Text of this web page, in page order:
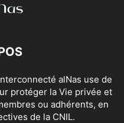
alNas use de
protéger la Vie privée et
ou adhérents, en
de la CNIL.